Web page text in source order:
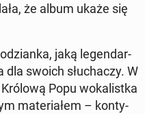
że album ukaże się
jaką le­gen­dar­
dla swoich słu­cha­czy. W
Popu wo­ka­list­ka
ma­te­ria­łem – kon­ty­